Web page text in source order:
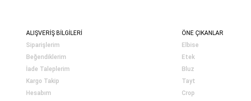
ALIŞVERİŞ BİLGİLERİ
Siparişlerim
Beğendiklerim
İade Taleplerim
Kargo Takip
Hesabım
ÖNE ÇIKANLAR
Elbise
Etek
Bluz
Tayt
Crop